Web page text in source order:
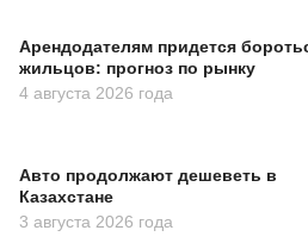
Арендодателям придется
жильцов: прогноз по рынку
4 августа 2026 года
Авто продолжают дешеветь в
Казахстане
3 августа 2026 года